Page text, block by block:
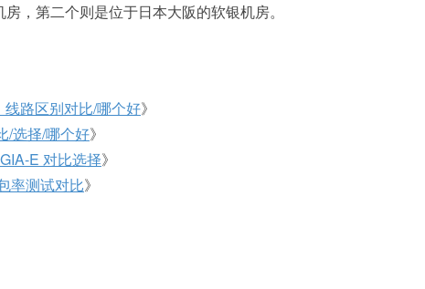
，第二个则是位于日本大阪的软银机房。
路区别对比/哪个好》
/选择/哪个好》
E 对比选择》
率测试对比》